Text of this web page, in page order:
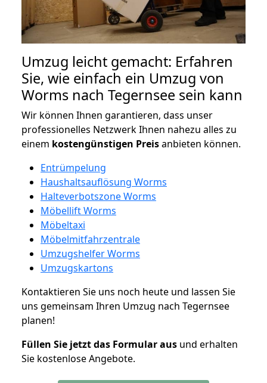
Umzug leicht gemacht: Erfahren
Sie, wie einfach ein Umzug von
Worms nach Tegernsee sein kann
Wir können Ihnen garantieren, dass unser
professionelles Netzwerk Ihnen nahezu alles zu
einem kostengünstigen Preisanbieten können.
Entrümpelung
Haushaltsauflösung Worms
Halteverbotszone Worms
Möbellift Worms
Möbeltaxi
Möbelmitfahrzentrale
Umzugshelfer Worms
Umzugskartons
Kontaktieren Sie uns noch heute und lassen Sie
uns gemeinsam Ihren Umzug nach Tegernsee
planen!
Füllen Sie jetzt das Formular aus und erhalten
Sie kostenlose Angebote.